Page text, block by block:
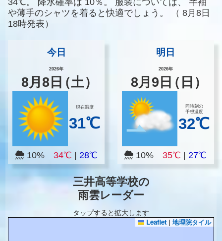
や薄手のシャツを着ると快適でしょう。
（ 8月8日
18時発表）
今日
2026年
8月8 日（土）
現在温度
31℃
10% 34℃ 28℃
明日
2026年
8月 9 日（日）
同時刻の
予想温度
32℃
10%35℃ |27℃
三井高等学校の
雨雲レーダー
タップすると拡大します
Leaflet | 地理院タイル